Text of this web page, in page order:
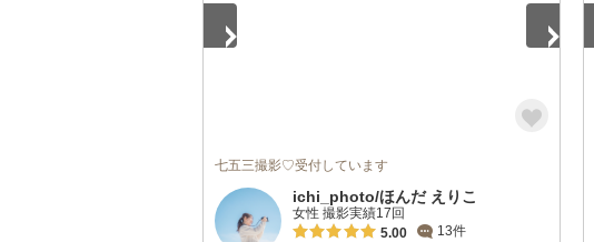
七五三撮影♡受付しています
ichi_photo/ほんだ えりこ
女性 撮影実績17回
5.00
13件